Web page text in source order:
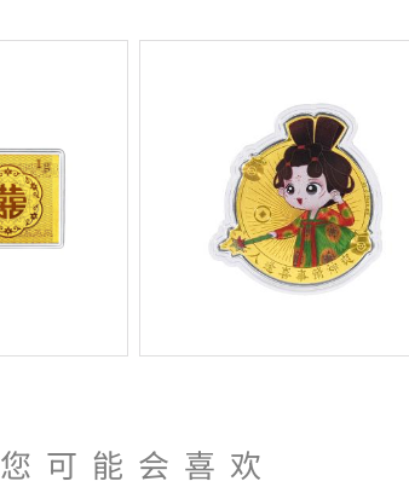
您可能会喜欢